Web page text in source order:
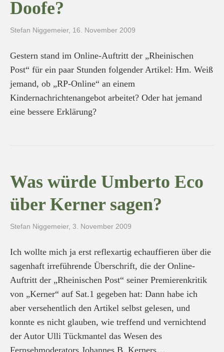
Doofe?
Stefan Niggemeier, 16. November 2009
Gestern stand im Online-Auftritt der „Rheinischen
Post“ für ein paar Stunden folgender Artikel: Hm. Weiß
jemand, ob „RP-Online“ an einem
Kindernachrichtenangebot arbeitet? Oder hat jemand
eine bessere Erklärung?
Was würde Umberto Eco
über Kerner sagen?
Stefan Niggemeier, 3. November 2009
Ich wollte mich ja erst reflexartig echauffieren über die
sagenhaft irreführende Überschrift, die der Online-
Auftritt der „Rheinischen Post“ seiner Premierenkritik
von „Kerner“ auf Sat.1 gegeben hat: Dann habe ich
aber versehentlich den Artikel selbst gelesen, und
konnte es nicht glauben, wie treffend und vernichtend
der Autor Ulli Tückmantel das Wesen des
Fernsehmoderators Johannes B. Kerners…